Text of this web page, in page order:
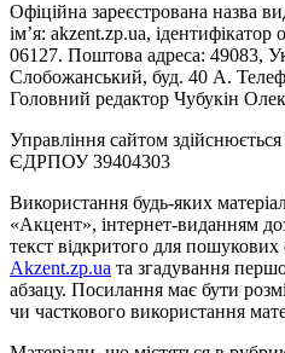
Офіційна зареєстрована назва
ім’я: akzent.zp.ua, ідентифікатор
06127. Поштова адреса: 49083,
Слобожанський, буд. 40 А.
Головний редактор Чубукін
Управління сайтом
ЄДРПОУ 39404303
Використання будь-яких
«Акцент», інтернет-виданням
текст відкритого для
Akzent.zp.ua та згадування
абзацу. Посилання має бути
чи часткового використання